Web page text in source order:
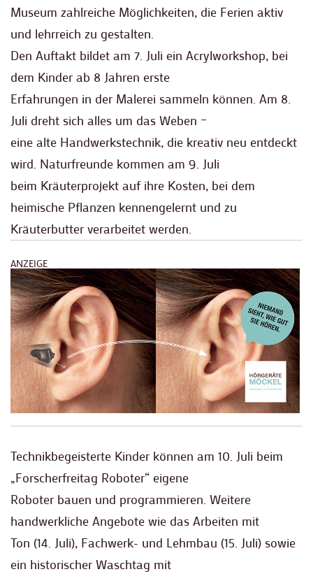
Museum zahlreiche Möglichkeiten, die Ferien aktiv
und lehrreich zu gestalten.
Den Auftakt bildet am 7. Juli ein Acrylworkshop, bei
dem Kinder ab 8 Jahren erste
Erfahrungen in der Malerei sammeln können. Am 8.
Juli dreht sich alles um das Weben –
eine alte Handwerkstechnik, die kreativ neu entdeckt
wird. Naturfreunde kommen am 9. Juli
beim Kräuterprojekt auf ihre Kosten, bei dem
heimische Pflanzen kennengelernt und zu
Kräuterbutter verarbeitet werden.
ANZEIGE
Technikbegeisterte Kinder können am 10. Juli beim
„Forscherfreitag Roboter“ eigene
Roboter bauen und programmieren. Weitere
handwerkliche Angebote wie das Arbeiten mit
Ton (14. Juli), Fachwerk- und Lehmbau (15. Juli) sowie
ein historischer Waschtag mit